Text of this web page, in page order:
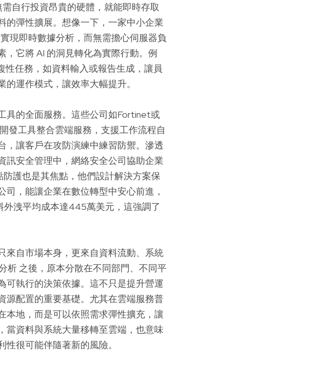
自行投資昂貴的硬體，就能即時存取
的彈性擴展。想像一下，一家中小企業
現即時數據分析，而無需擔心伺服器負
它將 AI 的洞見轉化為實際行動。例
任務，如資料輸入或報告生成，讓員
運作模式，讓效率大幅提升。
具的全面服務。這些公司如Fortinet或
發工具整合雲端服務，支援工作流程自
，讓客戶在攻防演練中練習防禦。滲透
訊安全管理中，網絡安全公司協助企業
護也是其焦點，他們設計解決方案保
，能讓企業在數位轉型中安心前進，
洩平均成本達445萬美元，這強調了
來自市場本身，更來自資料流動、系統
析 之後，原本分散在不同部門、不同平
可執行的決策依據。這不只是提升營運
源配置的重要基礎。尤其在雲端服務普
本地，而是可以依照需求彈性擴充，讓
當資料與系統大量移轉至雲端，也意味
很可能伴隨著新的風險。